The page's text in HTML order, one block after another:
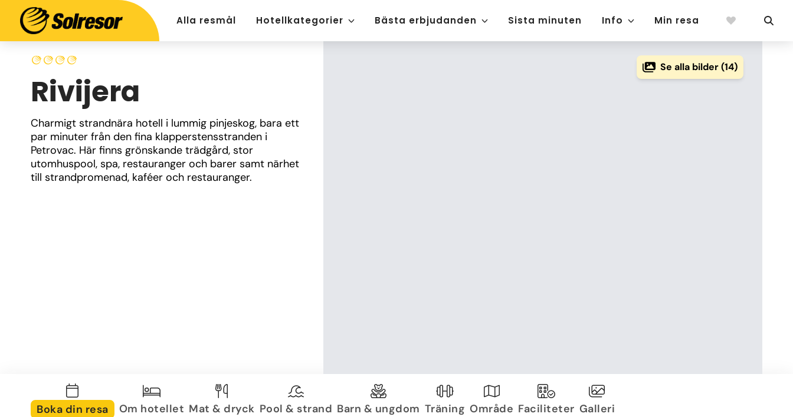
Alla resmål Hotellkategorier Bästa erbjudanden Sista minuten Info Min resa
Rivijera
Charmigt strandnära hotell i lummig pinjeskog, bara ett
par minuter från den fina klapperstensstranden i
Petrovac. Här finns grönskande trädgård, stor
utomhuspool, spa, restauranger och barer samt närhet
till strandpromenad, kaféer och restauranger.
Se alla bilder (14)
Boka din resa Om hotellet Mat & dryck Pool & strand Barn & ungdom Träning Område Faciliteter Galleri